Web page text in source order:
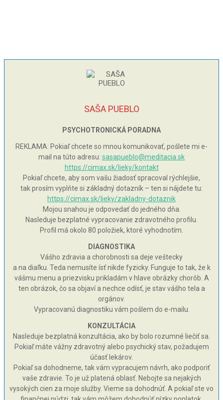
SAŠA PUEBLO
PSYCHOTRONICKÁ PORADNA
REKLAMA: Pokiaľ chcete so mnou komunikovať, pošlete mi e-
mail na túto adresu: sasapueblo@meditacia.sk
https://cimax.sk/lieky/kontakt
Pokiaľ chcete, aby som vašu žiadosť spracoval rýchlejšie,
tak prosím vyplňte si základný dotazník – ten si nájdete tu:
https://cimax.sk/lieky/zakladny-dotaznik
Mojou snahou je odpovedať do jedného dňa.
Nasleduje bezplatné vypracovanie zdravotného profilu.
Profil má okolo 80 položiek, ktoré vyhodnotím.
DIAGNOSTIKA
Vášho zdravia a chorobnosti sa deje veštecky
a na diaľku. Teda nemusíte ísť nikde fyzicky. Funguje to tak, že k
vášmu menu a priezvisku prikladám v hlave obrázky chorôb. A
ten obrázok, čo sa objaví a nechce odísť, je stav vášho tela a
orgánov.
Vypracovanú diagnostiku vám pošlem do e-mailu.
KONZULTÁCIA
Nasleduje bezplatná konzultácia, ako by bolo rozumné liečiť sa.
Pokiaľ máte vážny zdravotný alebo psychický stav, požadujem
účasť lekárov.
Pokiaľ sa dohodneme, tak vám vypracujem návrh, ako podporiť
vaše zdravie. To je už platená oblasť. Nebojte sa nejakých
vysokých cien za moje služby. Vieme sa dohodnúť. A pokiaľ ste vo